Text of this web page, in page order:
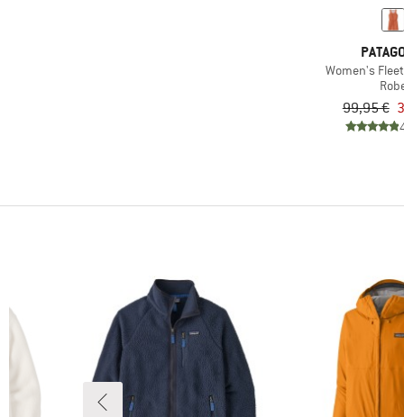
Women's
99,95 €